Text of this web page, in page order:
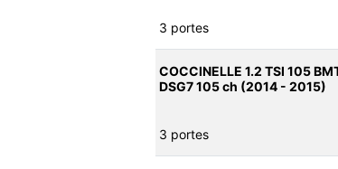
3 portes
COCCINELLE 1.2 TSI 105
DSG7 105 ch (2014 - 2015)
3 portes